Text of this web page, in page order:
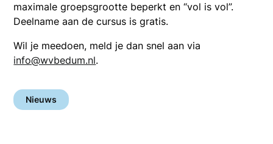
maximale groepsgrootte beperkt en “vol is vol”.
Deelname aan de cursus is gratis.
Wil je meedoen, meld je dan snel aan via
info@wvbedum.nl.
Nieuws